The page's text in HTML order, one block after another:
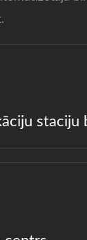
staciju